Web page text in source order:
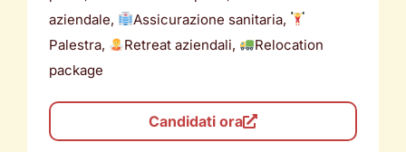
aziendale,
Assicurazione sanitaria,
Palestra,
Retreat aziendali,
Relocation
package
Candidati ora